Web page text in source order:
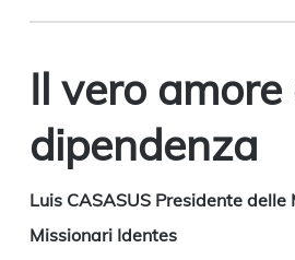
Il vero amore
dipendenza
Luis CASASUS Presidente delle
Missionari Identes